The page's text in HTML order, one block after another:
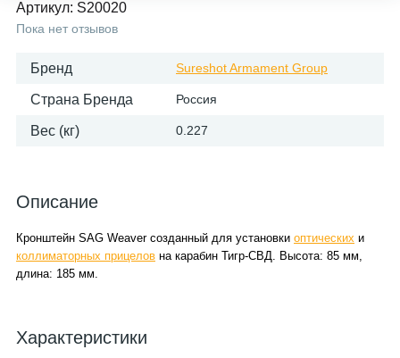
Артикул: S20020
Пока нет отзывов
Бренд Sureshot Armament Group
Страна Бренда Россия
Вес (кг) 0.227
Описание
Кронштейн SAG Weaver созданный для установки оптических и
коллиматорных прицелов на карабин Тигр-СВД. Высота: 85 мм,
длина: 185 мм.
Характеристики